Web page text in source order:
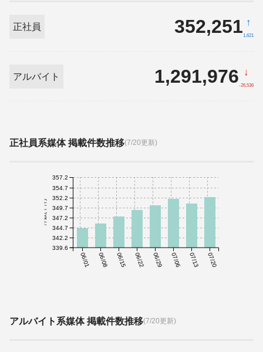
正社員 352,251 ↑
1,621
アルバイト 1,291,976 ↓
-26,536
正社員系媒体 掲載件数推移(7/20更新)
06/01 06/08 06/15 06/22 06/29 07/06 07/13 07/20
件数(千件)
339.6
342.2
344.7
347.2
349.7
352.2
354.7
357.2
アルバイト系媒体 掲載件数推移(7/20更新)